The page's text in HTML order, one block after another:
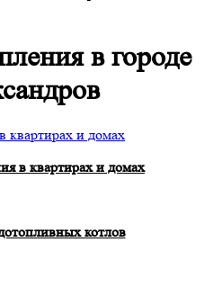
в городе
в квартирах и домах
котлов